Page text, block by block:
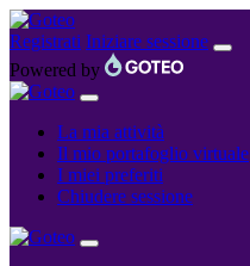
Registrati Iniziare sessione
Powered by
La mia attività
Il mio portafoglio virtuale
I miei preferiti
Chiudere sessione